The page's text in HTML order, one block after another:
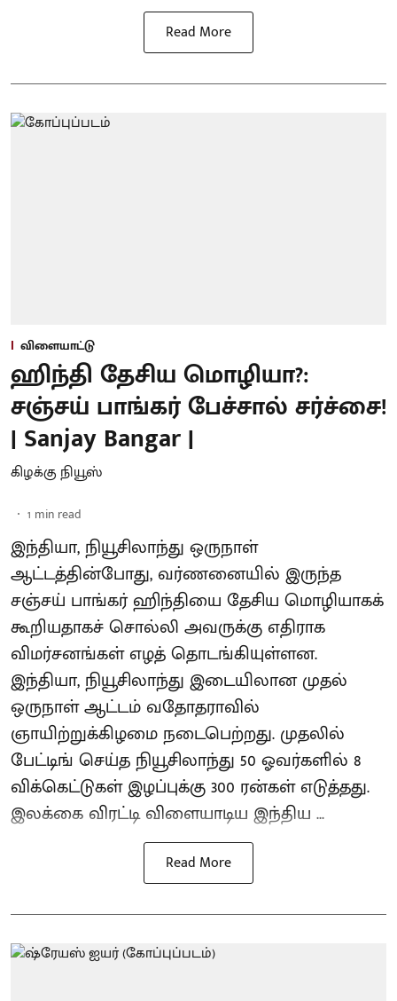
Read More
விளையாட்டு
ஹிந்தி தேசிய மொழியா?:
சஞ்சய் பாங்கர் பேச்சால் சர்ச்சை!
| Sanjay Bangar |
கிழக்கு நியூஸ்
1 min read
இந்தியா, நியூசிலாந்து ஒருநாள்
ஆட்டத்தின்போது, வர்ணனையில் இருந்த
சஞ்சய் பாங்கர் ஹிந்தியை தேசிய மொழியாகக்
கூறியதாகச் சொல்லி அவருக்கு எதிராக
விமர்சனங்கள் எழத் தொடங்கியுள்ளன.
இந்தியா, நியூசிலாந்து இடையிலான முதல்
ஒருநாள் ஆட்டம் வதோதராவில்
ஞாயிற்றுக்கிழமை நடைபெற்றது. முதலில்
பேட்டிங் செய்த நியூசிலாந்து 50 ஓவர்களில் 8
விக்கெட்டுகள் இழப்புக்கு 300 ரன்கள் எடுத்தது.
இலக்கை விரட்டி விளையாடிய இந்திய ...
Read More